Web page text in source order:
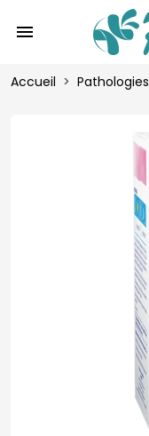
menu
Accueil Pathologies